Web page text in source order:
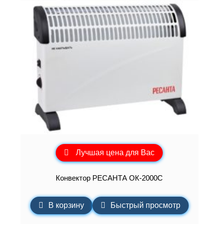
Лучшая цена для Вас
Конвектор РЕСАНТА ОК-2000С
В корзину Быстрый просмотр